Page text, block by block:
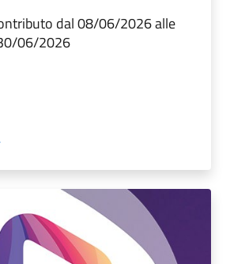
dal 08/06/2026 alle
06/2026